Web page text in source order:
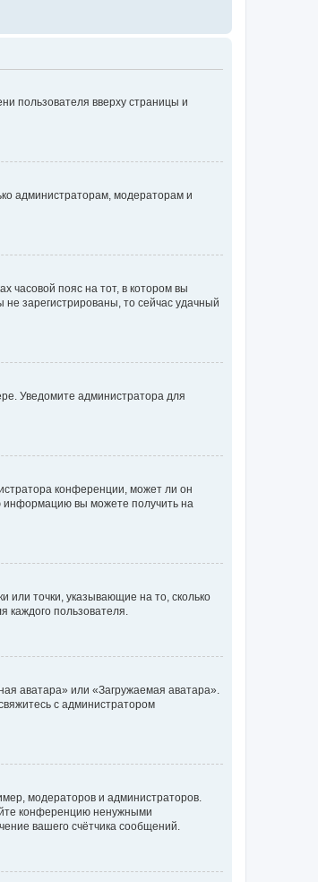
пользователя вверху страницы и
администраторам, модераторам и
часовой пояс на тот, в котором вы
не зарегистрированы, то сейчас удачный
Уведомите администратора для
конференции, может ли он
информацию вы можете получить на
или точки, указывающие на то, сколько
пользователя.
аватара» или «Загружаемая аватара».
с администратором
модераторов и администраторов.
конференцию ненужными
вашего счётчика сообщений.